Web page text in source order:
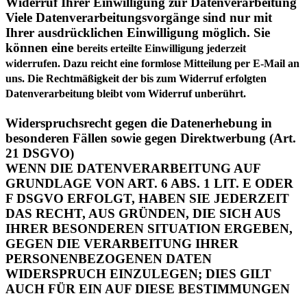
können einebereits erteilte Einwilligung jederzeit
widerrufen. Dazu reicht eine formlose Mitteilung per E-Mail an
uns. Die Rechtmäßigkeit der bis zum Widerruf erfolgten
Datenverarbeitung bleibt vom Widerruf unberührt.
Widerspruchsrecht gegen die Datenerhebung in
21 DSGVO)
WENN DIE DATENVERARBEITUNG AUF
GRUNDLAGE VON ART. 6 ABS. 1 LIT. E ODER
F DSGVO ERFOLGT, HABEN SIE JEDERZEIT
DAS RECHT, AUS GRÜNDEN, DIE SICH AUS
IHRER BESONDEREN SITUATION ERGEBEN,
GEGEN DIE VERARBEITUNG IHRER
PERSONENBEZOGENEN DATEN
WIDERSPRUCH EINZULEGEN; DIES GILT
AUCH FÜR EIN AUF DIESE BESTIMMUNGEN
GESTÜTZTES PROFILING. DIE JEWEILIGE
RECHTSGRUNDLAGE, AUF DENEN EINE